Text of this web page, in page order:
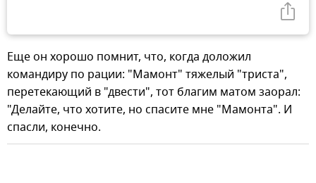
Еще он хорошо помнит, что, когда доложил
командиру по рации: "Мамонт" тяжелый "триста",
перетекающий в "двести", тот благим матом заорал:
"Делайте, что хотите, но спасите мне "Мамонта". И
спасли, конечно.